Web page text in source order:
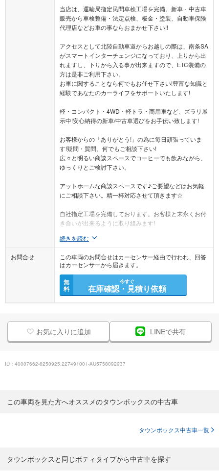
当店は、運輸局指定民間車検工場を完備。新車・中古車
販売から車検整備・法定点検、板金・塗装、自動車保険
代理店などお車の事ならおまかせ下さい!!
アクセスとして北陸自動車道からお越しの際は、南条SA
がスマートインターチェンジになっており、上りから出
れますし、下りから入る事が出来ますので、ETC装備の
方は是非ご利用下さい。
お車に関することなら何でもお任せ下さい!豊富な知識と
経験であなたのカーライフをサポートいたします!
軽・コンパクト・4WD・軽トラ・商用車など、ズラリ展
示中!安心納得の新車/中古車選びをお手伝い致します!
お客様からの「ありがとう!」の為に毎日頑張っていま
す!疑問・質問、何でもご相談下さい!
広々と明るい商談スペースでコーヒーでも飲みながら、
ゆっくりとご検討下さい。
アットホームな商談スペースです♪ご要望などはお気軽
にご相談下さい。精一杯対応させて頂きます☆
自社指定工場を完備しております。お客様と末永くお付
き合いが出来るように取り組みます!
続きを読む
お問合せ
この車両のお問合せはカーセンサー経由で行われ、回答
はカーセンサーから届きます。
無
料
今すぐ
在庫確認・見積り依頼
お気に入りに追加 LINEで共有
ID：40007662-6250925:227491001-AU5758092937
この車両を見た方へオススメのタウンボックスの中古車
タウンボックス中古車一覧
タウンボックスと同じボティタイプから中古車を探す